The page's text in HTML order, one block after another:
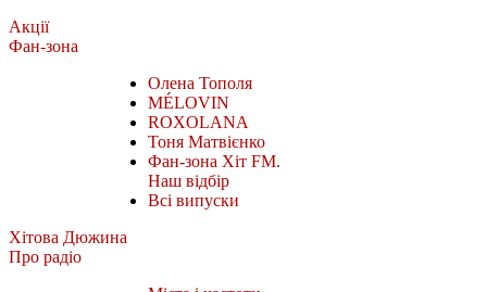
Акції
Фан-зона
Олена Тополя
MÉLOVIN
ROXOLANA
Тоня Матвієнко
Фан-зона Хіт FM.
Наш відбір
Всі випуски
Хітова Дюжина
Про радіо